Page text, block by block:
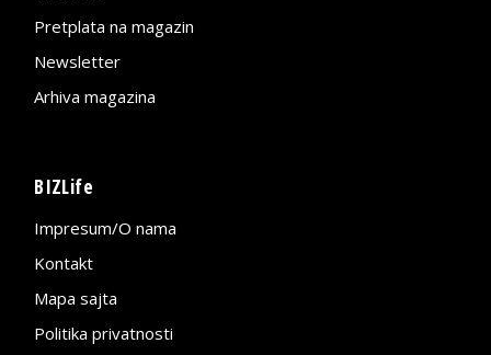
Pretplata na magazin
Newsletter
Arhiva magazina
BIZLife
Impresum/O nama
Kontakt
Mapa sajta
Politika privatnosti